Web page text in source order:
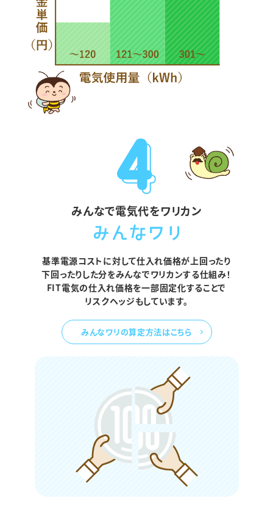
みんなで電気代をワリカン
基準電源コストに対して仕入れ価格が上回ったり
下回ったりした分をみんなでワリカンする仕組み！
FIT電気の仕入れ価格を一部固定化することで
リスクヘッジもしています。
みんなワリの算定方法はこちら